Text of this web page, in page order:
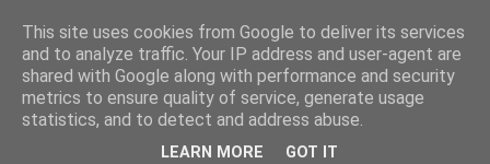
This site uses cookies from Google to deliver its services
and to analyze traffic. Your IP address and user-agent are
shared with Google along with performance and security
metrics to ensure quality of service, generate usage
statistics, and to detect and address abuse.
LEARN MORE GOT IT